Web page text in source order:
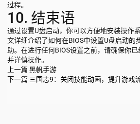
过程。
10. 结束语
通过设置U盘启动，你可以方便地安装操作
文详细介绍了如何在BIOS中设置U盘启动的
助。在进行任何BIOS设置之前，请确保你已
并谨慎操作。
上一篇黑帆手游
下一篇 三国志9：关闭技能动画，提升游戏